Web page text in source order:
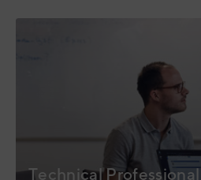
Technical Professional